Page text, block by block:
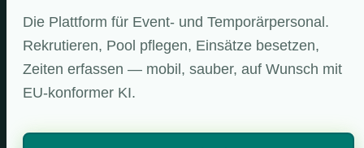
Die Plattform für Event- und Temporärpersonal.
Rekrutieren, Pool pflegen, Einsätze besetzen,
Zeiten erfassen — mobil, sauber, auf Wunsch mit
EU-konformer KI.